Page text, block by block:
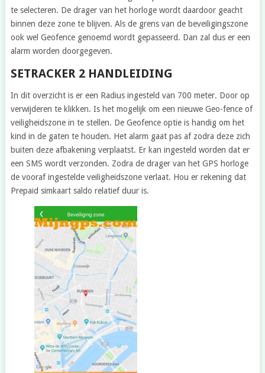
te selecteren. De drager van het horloge wordt daardoor geacht
binnen deze zone te blijven. Als de grens van de beveiligingszone
ook wel Geofence genoemd wordt gepasseerd. Dan zal dus er een
alarm worden doorgegeven.
SETRACKER 2 HANDLEIDING
In dit overzicht is er een Radius ingesteld van 700 meter. Door op
verwijderen te klikken. Is het mogelijk om een nieuwe Geo-fence of
veiligheidszone in te stellen. De Geofence optie is handig om het
kind in de gaten te houden. Het alarm gaat pas af zodra deze zich
buiten deze afbakening verplaatst. Er kan ingesteld worden dat er
een SMS wordt verzonden. Zodra de drager van het GPS horloge
de vooraf ingestelde veiligheidszone verlaat. Hou er rekening dat
Prepaid simkaart saldo relatief duur is.